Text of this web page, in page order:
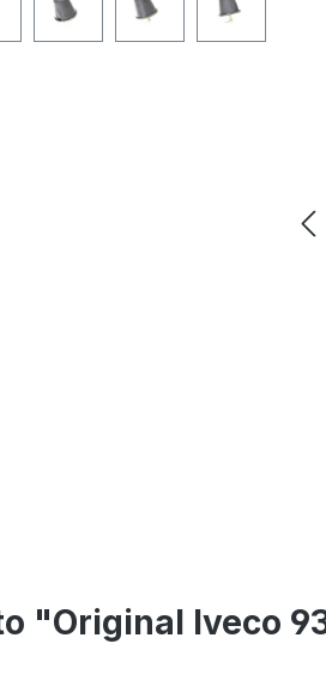
"Original Iveco